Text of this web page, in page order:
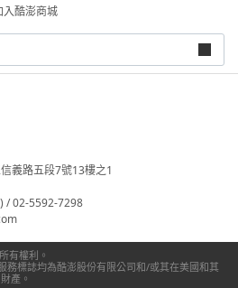
入酷澎商城
義路五段7號13樓之1
/ 02-5592-7298
有權利。
務標誌均為酷澎股份有限公司和/或其在美國和其
產。